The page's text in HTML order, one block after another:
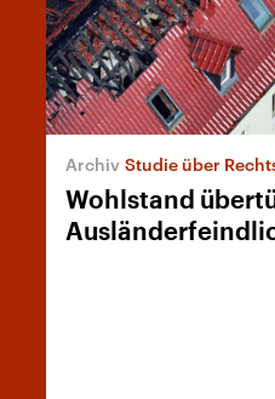
Studie über
Wohlstand